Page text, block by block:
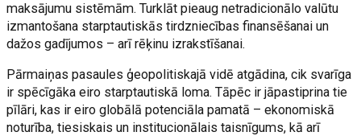
maksājumu sistēmām. Turklāt pieaug netradicionālo valūtu
izmantošana starptautiskās tirdzniecības finansēšanai un
dažos gadījumos – arī rēķinu izrakstīšanai.
Pārmaiņas pasaules ģeopolitiskajā vidē atgādina, cik svarīga
ir spēcīgāka eiro starptautiskā loma. Tāpēc ir jāpastiprina tie
pīlāri, kas ir eiro globālā potenciāla pamatā – ekonomiskā
noturība, tiesiskais un institucionālais taisnīgums, kā arī